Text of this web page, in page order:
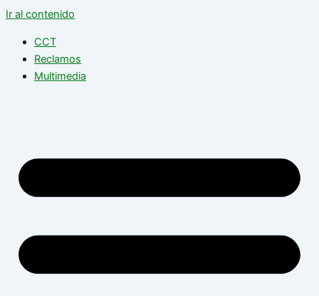
Ir al contenido
CCT
Reclamos
Multimedia